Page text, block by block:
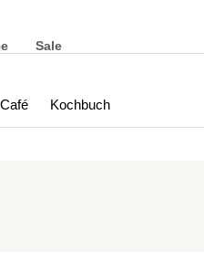
Sale
Kochbuch